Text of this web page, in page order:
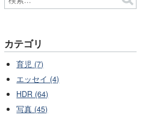
カテゴリ
育児 (7)
エッセイ (4)
HDR (64)
写真 (45)